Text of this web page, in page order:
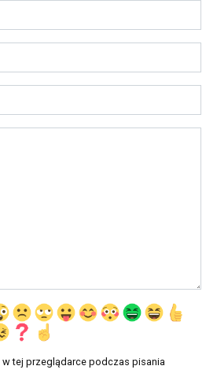
w tej przeglądarce podczas pisania